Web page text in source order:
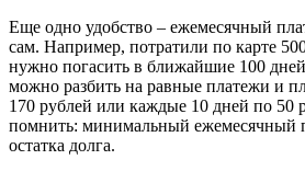
Еще одно удобство – ежемесячный
сам. Например, потратили по карте
нужно погасить в ближайшие 100
можно разбить на равные платежи и
170 рублей или каждые 10 дней по 50
помнить: минимальный ежемесячный
остатка долга.